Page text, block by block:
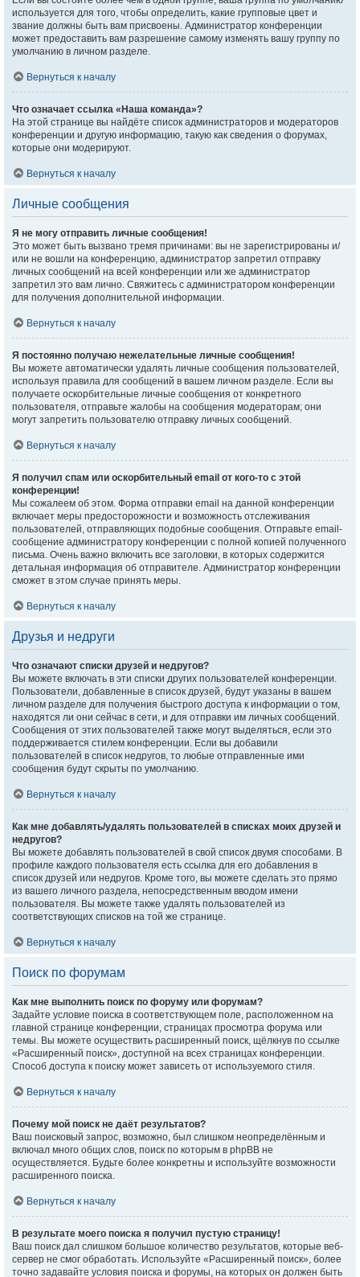
используется для того, чтобы определить, какие групповые цвет и
звание должны быть вам присвоены. Администратор конференции
может предоставить вам разрешение самому изменять вашу группу по
умолчанию в личном разделе.
Вернуться к началу
Что означает ссылка «Наша команда»?
На этой странице вы найдёте список администраторов и модераторов
конференции и другую информацию, такую как сведения о форумах,
которые они модерируют.
Вернуться к началу
Личные сообщения
Я не могу отправить личные сообщения!
Это может быть вызвано тремя причинами: вы не зарегистрированы и/
или не вошли на конференцию, администратор запретил отправку
личных сообщений на всей конференции или же администратор
запретил это вам лично. Свяжитесь с администратором конференции
для получения дополнительной информации.
Вернуться к началу
Я постоянно получаю нежелательные личные сообщения!
Вы можете автоматически удалять личные сообщения пользователей,
используя правила для сообщений в вашем личном разделе. Если вы
получаете оскорбительные личные сообщения от конкретного
пользователя, отправьте жалобы на сообщения модераторам; они
могут запретить пользователю отправку личных сообщений.
Вернуться к началу
Я получил спам или оскорбительный email от кого-то с этой
конференции!
Мы сожалеем об этом. Форма отправки email на данной конференции
включает меры предосторожности и возможность отслеживания
пользователей, отправляющих подобные сообщения. Отправьте email-
сообщение администратору конференции с полной копией полученного
письма. Очень важно включить все заголовки, в которых содержится
детальная информация об отправителе. Администратор конференции
сможет в этом случае принять меры.
Вернуться к началу
Друзья и недруги
Что означают списки друзей и недругов?
Вы можете включать в эти списки других пользователей конференции.
Пользователи, добавленные в список друзей, будут указаны в вашем
личном разделе для получения быстрого доступа к информации о том,
находятся ли они сейчас в сети, и для отправки им личных сообщений.
Сообщения от этих пользователей также могут выделяться, если это
поддерживается стилем конференции. Если вы добавили
пользователей в список недругов, то любые отправленные ими
сообщения будут скрыты по умолчанию.
Вернуться к началу
Как мне добавлять/удалять пользователей в списках моих друзей и
недругов?
Вы можете добавлять пользователей в свой список двумя способами. В
профиле каждого пользователя есть ссылка для его добавления в
список друзей или недругов. Кроме того, вы можете сделать это прямо
из вашего личного раздела, непосредственным вводом имени
пользователя. Вы можете также удалять пользователей из
соответствующих списков на той же странице.
Вернуться к началу
Поиск по форумам
Как мне выполнить поиск по форуму или форумам?
Задайте условие поиска в соответствующем поле, расположенном на
главной странице конференции, страницах просмотра форума или
темы. Вы можете осуществить расширенный поиск, щёлкнув по ссылке
«Расширенный поиск», доступной на всех страницах конференции.
Способ доступа к поиску может зависеть от используемого стиля.
Вернуться к началу
Почему мой поиск не даёт результатов?
Ваш поисковый запрос, возможно, был слишком неопределённым и
включал много общих слов, поиск по которым в phpBB не
осуществляется. Будьте более конкретны и используйте возможности
расширенного поиска.
Вернуться к началу
В результате моего поиска я получил пустую страницу!
Ваш поиск дал слишком большое количество результатов, которые веб-
сервер не смог обработать. Используйте «Расширенный поиск», более
точно задавайте условия поиска и форумы, на которых он должен быть